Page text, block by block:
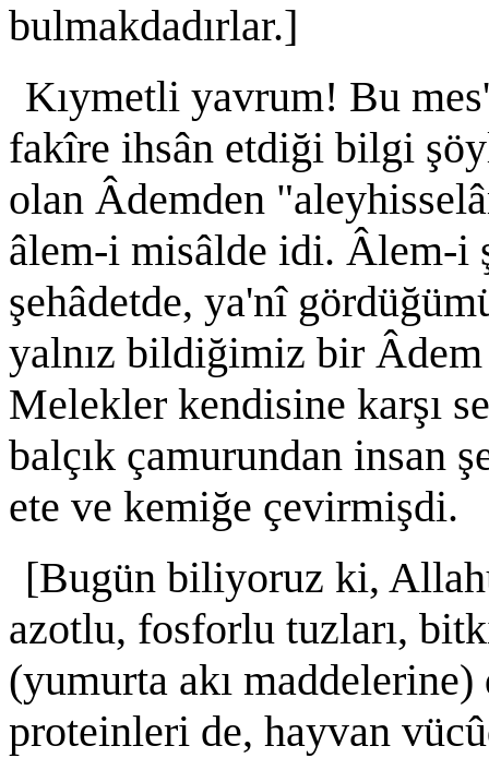
bulmakdadırlar.]
Kıymetli yavrum! Bu
fakîre ihsân etdiği bilgi
olan Âdemden
âlem-i misâlde idi. Âlem-i
şehâdetde, ya'nî
yalnız bildiğimiz bir
Melekler kendisine karşı
balçık çamurundan insan
ete ve kemiğe çevirmişdi.
[Bugün biliyoruz ki,
azotlu, fosforlu tuzları,
(yumurta akı
proteinleri de, hayvan